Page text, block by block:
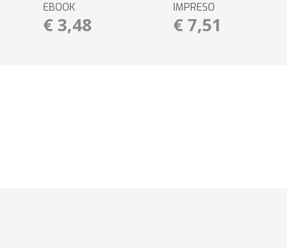
EBOOK
€ 3,48
IMPRESO
€ 7,51